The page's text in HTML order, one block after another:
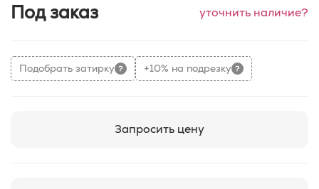
Под заказ уточнить наличие?
Подобрать затирку +10% на подрезку
Запросить цену